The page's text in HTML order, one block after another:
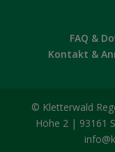
FAQ &
Kontakt &
© Kletterwald
Höhe 2 | 93161